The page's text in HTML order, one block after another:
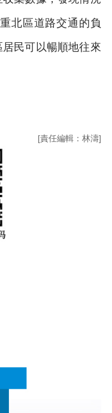
北區道路交通的負
民可以暢順地往來
[責任編輯：林濤]